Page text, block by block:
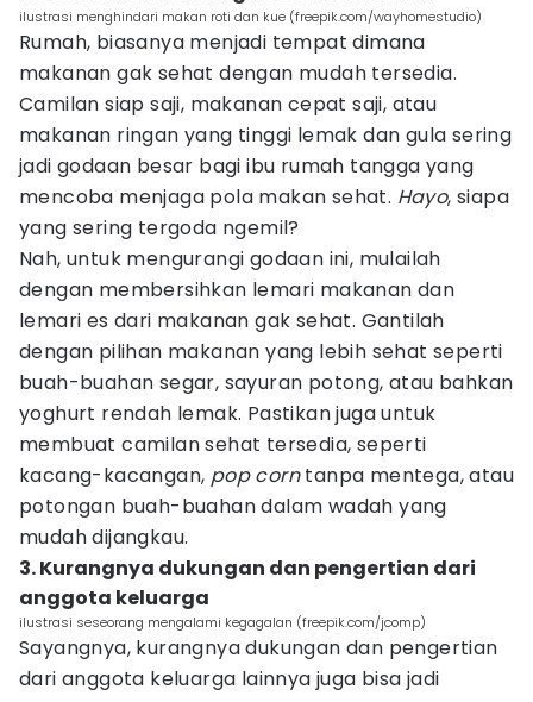
ilustrasi menghindari makan roti dan kue (freepik.com/wayhomestudio)
Rumah, biasanya menjadi tempat dimana
makanan gak sehat dengan mudah tersedia.
Camilan siap saji, makanan cepat saji, atau
makanan ringan yang tinggi lemak dan gula sering
jadi godaan besar bagi ibu rumah tangga yang
mencoba menjaga pola makan sehat. Hayo, siapa
yang sering tergoda ngemil?
Nah, untuk mengurangi godaan ini, mulailah
dengan membersihkan lemari makanan dan
lemari es dari makanan gak sehat. Gantilah
dengan pilihan makanan yang lebih sehat seperti
buah-buahan segar, sayuran potong, atau bahkan
yoghurt rendah lemak. Pastikan juga untuk
membuat camilan sehat tersedia, seperti
kacang-kacangan, pop corntanpa mentega, atau
potongan buah-buahan dalam wadah yang
mudah dijangkau.
3. Kurangnya dukungan dan pengertian dari
anggota keluarga
ilustrasi seseorang mengalami kegagalan (freepik.com/jcomp)
Sayangnya, kurangnya dukungan dan pengertian
dari anggota keluarga lainnya juga bisa jadi